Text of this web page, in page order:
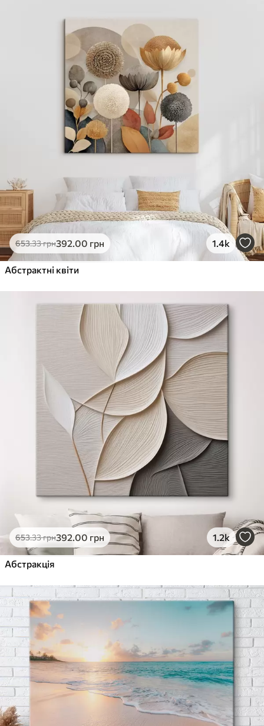
653.33грн392.00 грн 1.4k
Абстрактні квіти
653.33грн392.00 грн 1.2k
Абстракція